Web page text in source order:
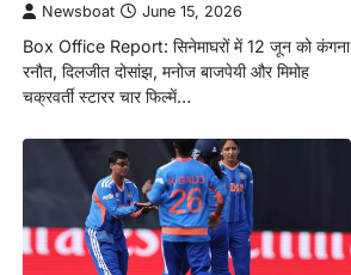
Newsboat June 15, 2026
Box Office Report: सिनेमाघरों में 12 जून को कंगना
रनौत, दिलजीत दोसांझ, मनोज बाजपेयी और मिमोह
चक्रवर्ती स्टारर चार फिल्में…